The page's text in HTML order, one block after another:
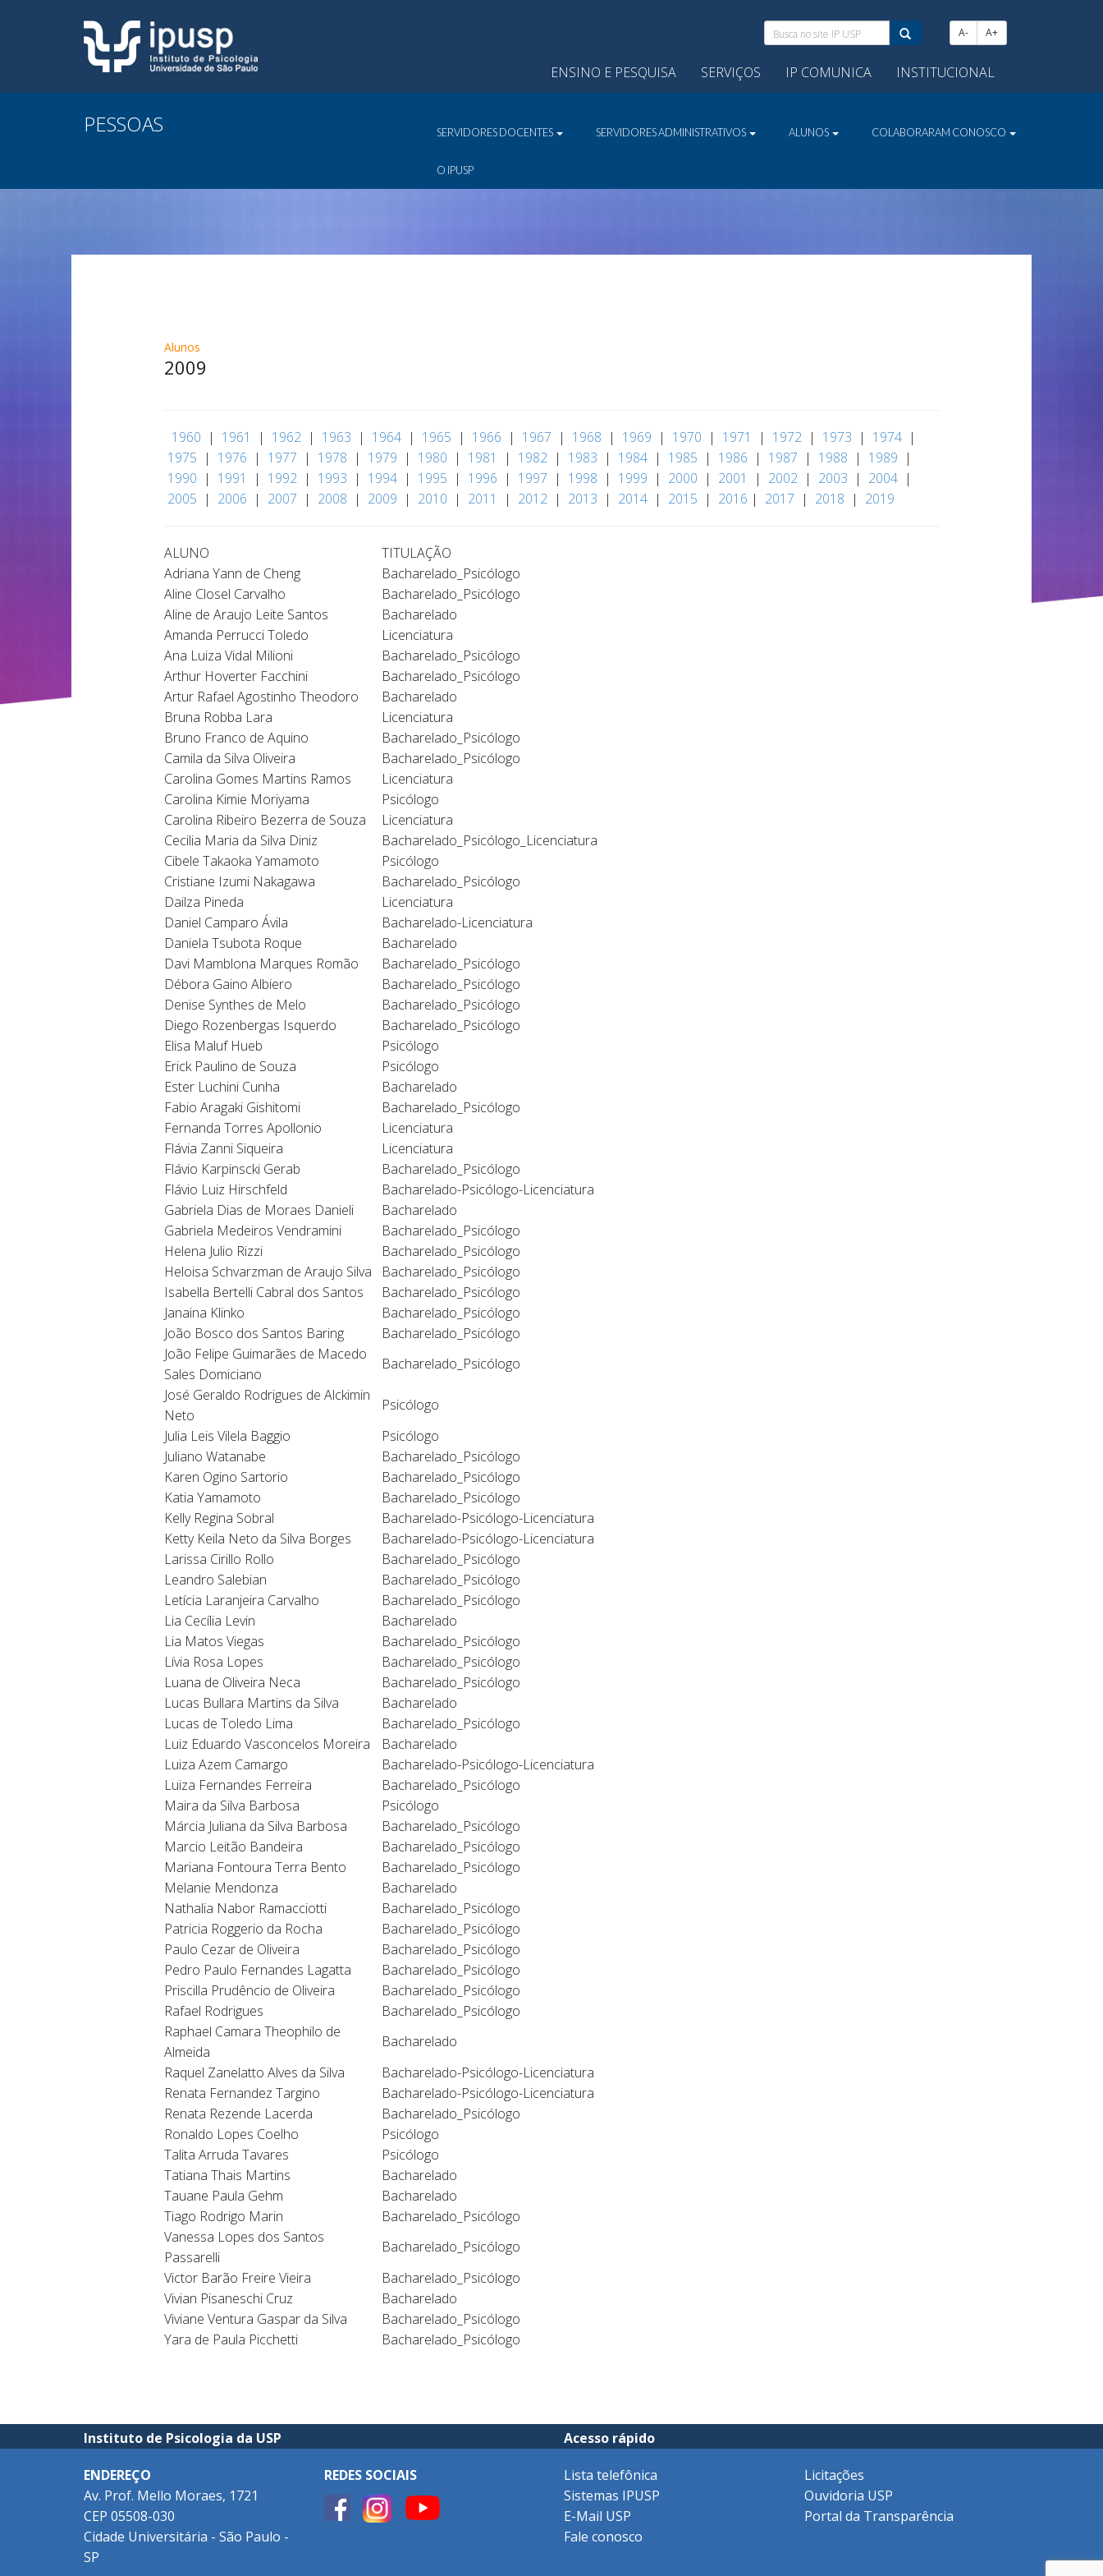
Busca
no
site
IP
A- A+
ENSINO E PESQUISA SERVIÇOS IP COMUNICA INSTITUCIONAL
PESSOAS SERVIDORES DOCENTES SERVIDORES ADMINISTRATIVOS ALUNOS COLABORARAM CONOSCO
O IPUSP
Alunos
2009
1960 | 1961 | 1962| 1963 | 1964| 1965 | 1966 | 1967 | 1968 | 1969 | 1970 | 1971 | 1972| 1973 | 1974|
1975 | 1976 | 1977 | 1978 | 1979 | 1980 | 1981 | 1982| 1983 | 1984| 1985 | 1986 | 1987 | 1988 | 1989 |
1990 | 1991 | 1992| 1993 | 1994| 1995 | 1996 | 1997 | 1998 | 1999 | 2000 | 2001 | 2002| 2003 | 2004|
2005 | 2006 | 2007 | 2008 | 2009 | 2010 | 2011 | 2012| 2013 | 2014| 2015 | 2016 | 2017 | 2018 | 2019
ALUNO
TITULAÇÃO
Adriana Yann de Cheng
Bacharelado_Psicólogo
Aline Closel Carvalho
Bacharelado_Psicólogo
Aline de Araujo Leite Santos
Bacharelado
Amanda Perrucci Toledo
Licenciatura
Ana Luiza Vidal Milioni
Bacharelado_Psicólogo
Arthur Hoverter Facchini
Bacharelado_Psicólogo
Artur Rafael Agostinho Theodoro
Bacharelado
Bruna Robba Lara
Licenciatura
Bruno Franco de Aquino
Bacharelado_Psicólogo
Camila da Silva Oliveira
Bacharelado_Psicólogo
Carolina Gomes Martins Ramos
Licenciatura
Carolina Kimie Moriyama
Psicólogo
Carolina Ribeiro Bezerra de Souza
Licenciatura
Cecilia Maria da Silva Diniz
Bacharelado_Psicólogo_Licenciatura
Cibele Takaoka Yamamoto
Psicólogo
Cristiane Izumi Nakagawa
Bacharelado_Psicólogo
Dailza Pineda
Licenciatura
Daniel Camparo Ávila
Bacharelado-Licenciatura
Daniela Tsubota Roque
Bacharelado
Davi Mamblona Marques Romão
Bacharelado_Psicólogo
Débora Gaino Albiero
Bacharelado_Psicólogo
Denise Synthes de Melo
Bacharelado_Psicólogo
Diego Rozenbergas Isquerdo
Bacharelado_Psicólogo
Elisa Maluf Hueb
Psicólogo
Erick Paulino de Souza
Psicólogo
Ester Luchini Cunha
Bacharelado
Fabio Aragaki Gishitomi
Bacharelado_Psicólogo
Fernanda Torres Apollonio
Licenciatura
Flávia Zanni Siqueira
Licenciatura
Flávio Karpinscki Gerab
Bacharelado_Psicólogo
Flávio Luiz Hirschfeld
Bacharelado-Psicólogo-Licenciatura
Gabriela Dias de Moraes Danieli
Bacharelado
Gabriela Medeiros Vendramini
Bacharelado_Psicólogo
Helena Julio Rizzi
Bacharelado_Psicólogo
Heloisa Schvarzman de Araujo Silva
Bacharelado_Psicólogo
Isabella Bertelli Cabral dos Santos
Bacharelado_Psicólogo
Janaina Klinko
Bacharelado_Psicólogo
João Bosco dos Santos Baring
Bacharelado_Psicólogo
João Felipe Guimarães de Macedo
Sales Domiciano
Bacharelado_Psicólogo
José Geraldo Rodrigues de Alckimin
Neto
Psicólogo
Julia Leis Vilela Baggio
Psicólogo
Juliano Watanabe
Bacharelado_Psicólogo
Karen Ogino Sartorio
Bacharelado_Psicólogo
Katia Yamamoto
Bacharelado_Psicólogo
Kelly Regina Sobral
Bacharelado-Psicólogo-Licenciatura
Ketty Keila Neto da Silva Borges
Bacharelado-Psicólogo-Licenciatura
Larissa Cirillo Rollo
Bacharelado_Psicólogo
Leandro Salebian
Bacharelado_Psicólogo
Letícia Laranjeira Carvalho
Bacharelado_Psicólogo
Lia Cecília Levin
Bacharelado
Lia Matos Viegas
Bacharelado_Psicólogo
Lívia Rosa Lopes
Bacharelado_Psicólogo
Luana de Oliveira Neca
Bacharelado_Psicólogo
Lucas Bullara Martins da Silva
Bacharelado
Lucas de Toledo Lima
Bacharelado_Psicólogo
Luiz Eduardo Vasconcelos Moreira
Bacharelado
Luiza Azem Camargo
Bacharelado-Psicólogo-Licenciatura
Luiza Fernandes Ferreira
Bacharelado_Psicólogo
Maira da Silva Barbosa
Psicólogo
Márcia Juliana da Silva Barbosa
Bacharelado_Psicólogo
Marcio Leitão Bandeira
Bacharelado_Psicólogo
Mariana Fontoura Terra Bento
Bacharelado_Psicólogo
Melanie Mendonza
Bacharelado
Nathalia Nabor Ramacciotti
Bacharelado_Psicólogo
Patricia Roggerio da Rocha
Bacharelado_Psicólogo
Paulo Cezar de Oliveira
Bacharelado_Psicólogo
Pedro Paulo Fernandes Lagatta
Bacharelado_Psicólogo
Priscilla Prudêncio de Oliveira
Bacharelado_Psicólogo
Rafael Rodrigues
Bacharelado_Psicólogo
Raphael Camara Theophilo de
Almeida
Bacharelado
Raquel Zanelatto Alves da Silva
Bacharelado-Psicólogo-Licenciatura
Renata Fernandez Targino
Bacharelado-Psicólogo-Licenciatura
Renata Rezende Lacerda
Bacharelado_Psicólogo
Ronaldo Lopes Coelho
Psicólogo
Talita Arruda Tavares
Psicólogo
Tatiana Thais Martins
Bacharelado
Tauane Paula Gehm
Bacharelado
Tiago Rodrigo Marin
Bacharelado_Psicólogo
Vanessa Lopes dos Santos
Passarelli
Bacharelado_Psicólogo
Victor Barão Freire Vieira
Bacharelado_Psicólogo
Vivian Pisaneschi Cruz
Bacharelado
Viviane Ventura Gaspar da Silva
Bacharelado_Psicólogo
Yara de Paula Picchetti
Bacharelado_Psicólogo
Instituto de Psicologia da USP Acesso rápido
ENDEREÇO
Av. Prof. Mello Moraes, 1721
CEP 05508-030
Cidade Universitária - São Paulo -
SP
REDES SOCIAIS
Lista telefônica
Sistemas IPUSP
E-Mail USP
Fale conosco
Licitações
Ouvidoria USP
Portal da Transparência